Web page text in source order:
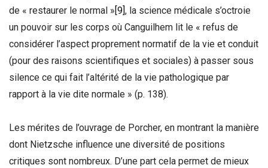
de « restaurer le normal » [9] , la science médicale s’octroie
un pouvoir sur les corps où Canguilhem lit le « refus de
considérer l’aspect proprement normatif de la vie et conduit
(pour des raisons scientifiques et sociales) à passer sous
silence ce qui fait l’altérité de la vie pathologique par
rapport à la vie dite normale » (p. 138).
Les mérites de l’ouvrage de Porcher, en montrant la manière
dont Nietzsche influence une diversité de positions
critiques sont nombreux. D’une part cela permet de mieux